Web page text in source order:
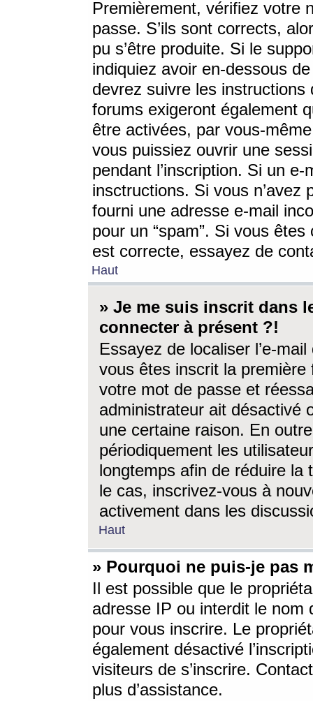
Premièrement, vérifiez votre
passe. S’ils sont corrects,
pu s’être produite. Si le
indiquiez avoir en-dessous
devrez suivre les
forums exigeront également
être activées, par vous-
vous puissiez ouvrir une
pendant l’inscription. Si un
insctructions. Si vous n’avez
fourni une adresse e-mail
pour un “spam”. Si vous
est correcte, essayez de
Haut
» Je me suis inscrit dans
connecter à présent ?!
Essayez de localiser l’e-
vous êtes inscrit la première
votre mot de passe et
administrateur ait désactivé
une certaine raison. En
périodiquement les
longtemps afin de réduire la
le cas, inscrivez-vous à
activement dans les
Haut
» Pourquoi ne puis-je pas
Il est possible que le
adresse IP ou interdit le nom
pour vous inscrire. Le
également désactivé
visiteurs de s’inscrire.
plus d’assistance.